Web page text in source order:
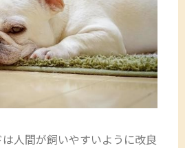
人間が飼いやすいように改良